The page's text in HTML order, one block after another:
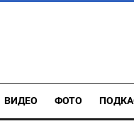
ВИДЕО ФОТО